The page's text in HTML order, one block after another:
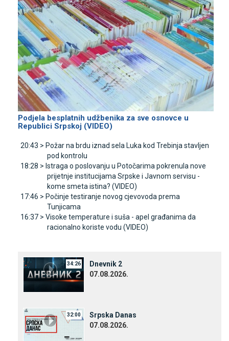
Podjela besplatnih udžbenika za sve osnovce u
Republici Srpskoj (VIDEO)
20:43 > Požar na brdu iznad sela Luka kod Trebinja stavljen
pod kontrolu
18:28 > Istraga o poslovanju u Potočarima pokrenula nove
prijetnje institucijama Srpske i Јavnom servisu -
kome smeta istina? (VIDEO)
17:46 > Počinje testiranje novog cjevovoda prema
Tunjicama
16:37 > Visoke temperature i suša - apel građanima da
racionalno koriste vodu (VIDEO)
34:26
Dnevnik 2
07.08.2026.
32:00
Srpska Danas
07.08.2026.